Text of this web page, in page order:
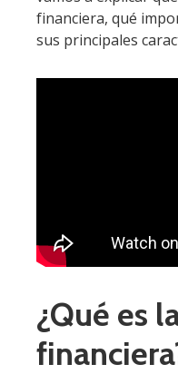
financiera, qué
sus principales
¿Qué es